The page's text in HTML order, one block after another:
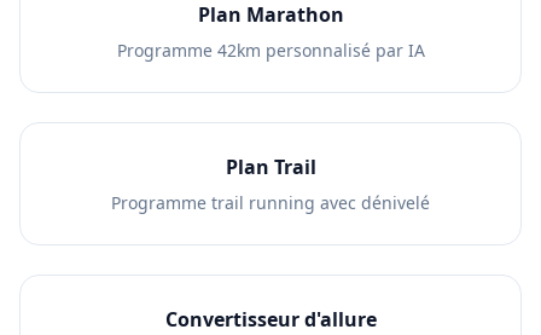
Plan Marathon
Programme 42km personnalisé par IA
Plan Trail
Programme trail running avec dénivelé
Convertisseur d'allure